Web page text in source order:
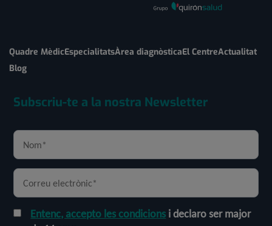
Quadre MèdicEspecialitatsÀrea diagnòsticaEl CentreActualitat
Blog
Subscriu-te a la nostra Newsletter
Entenc, accepto les condicions i declaro ser major